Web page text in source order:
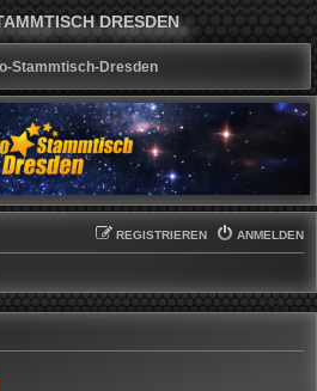
DRESDEN
Stammtisch-Dresden
ANMELDEN
REGISTRIEREN